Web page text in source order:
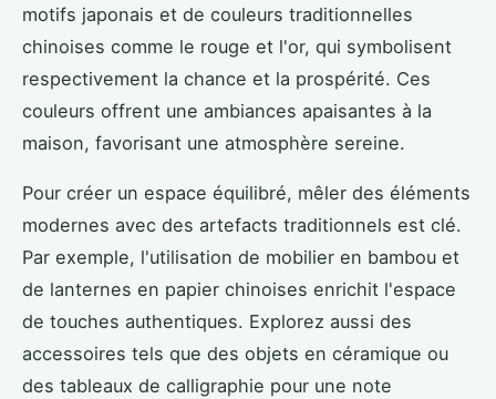
motifs japonais et de couleurs traditionnelles
chinoises comme le rouge et l'or, qui symbolisent
respectivement la chance et la prospérité. Ces
couleurs offrent une ambiances apaisantes à la
maison, favorisant une atmosphère sereine.
Pour créer un espace équilibré, mêler des éléments
modernes avec des artefacts traditionnels est clé.
Par exemple, l'utilisation de mobilier en bambou et
de lanternes en papier chinoises enrichit l'espace
de touches authentiques. Explorez aussi des
accessoires tels que des objets en céramique ou
des tableaux de calligraphie pour une note